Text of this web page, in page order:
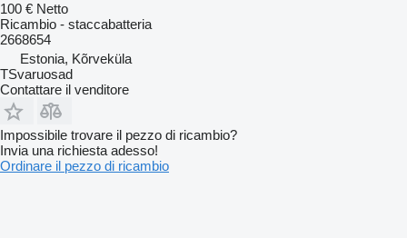
100 € Netto
Ricambio - staccabatteria
2668654
Estonia, Kõrveküla
TSvaruosad
Contattare il venditore
Impossibile trovare il pezzo di ricambio?
Invia una richiesta adesso!
Ordinare il pezzo di ricambio